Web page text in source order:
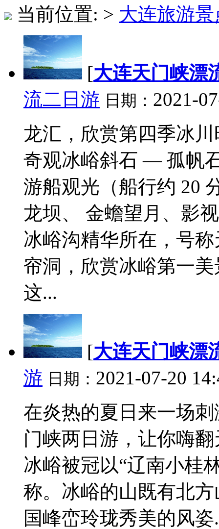
当前位置: > 大连旅游景
[大连天门峡漂
流二日游 日期： 2021-
龙汇，欣赏第四季冰
奇观冰峪斜石 — 孤帆
游船观光（船行约 20
龙坝、 金蟾望月、影
冰峪沟精华所在，号
帘洞，欣赏冰峪第一
这...
[大连天门峡漂
游 日期： 2021-07-20
在炎热的夏日来一场
门峡两日游，让你嗨
冰峪被冠以“辽南小桂
称。冰峪的山既有北
国峰峦玲珑秀美的风姿